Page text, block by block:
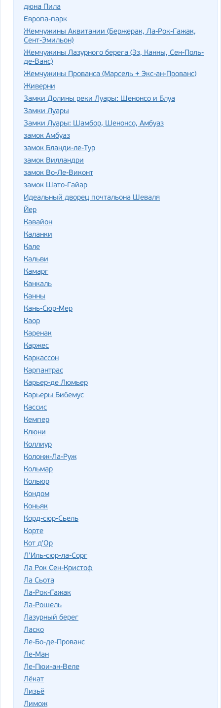
дюна Пила
Европа-парк
Жемчужины Аквитании (Бержерак, Ла-Рок-Гажак,
Сент-Эмильон)
Жемчужины Лазурного берега (Эз, Канны, Сен-Поль-
де-Ванс)
Жемчужины Прованса (Марсель + Экс-ан-Прованс)
Живерни
Замки Долины реки Луары: Шенонсо и Блуа
Замки Луары
Замки Луары: Шамбор, Шенонсо, Амбуаз
замок Амбуаз
замок Бланди-ле-Тур
замок Вилландри
замок Во-Ле-Виконт
замок Шато-Гайар
Идеальный дворец почтальона Шеваля
Йер
Кавайон
Каланки
Кале
Кальви
Камарг
Канкаль
Канны
Кань-Сюр-Мер
Каор
Каренак
Каржес
Каркассон
Карпантрас
Карьер-де Люмьер
Карьеры Бибемус
Кассис
Кемпер
Клюни
Коллиур
Колонж-Ла-Руж
Кольмар
Кольюр
Кондом
Коньяк
Корд-сюр-Сьель
Корте
Кот д'Ор
Л’Иль-сюр-ла-Сорг
Ла Рок Сен-Кристоф
Ла Сьота
Ла-Рок-Гажак
Ла-Рошель
Лазурный берег
Ласко
Ле-Бо-де-Прованс
Ле-Ман
Ле-Пюи-ан-Веле
Лёкат
Лизьё
Лимож